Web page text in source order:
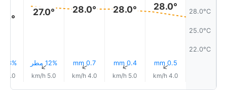
28.0°C
25.0°C
22.0°C
28.0°
0.5 mm
↑
4.0 km/h
28.0°
0.4 mm
↑
5.0 km/h
28.0°
0.7 mm
↑
4.0 km/h
27.0°
12% مطر↑
5.0 km/h
13% مطر
5.0 km/h